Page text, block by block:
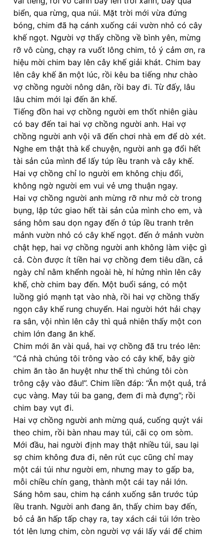
biển, qua rừng, qua núi. Mặt trời mới vừa đứng
bóng, chim đã hạ cánh xuống cái vườn nhỏ có cây
khế ngọt. Người vợ thấy chồng về bình yên, mừng
rỡ vô cùng, chạy ra vuốt lông chim, tỏ ý cảm ơn, ra
hiệu mời chim bay lên cây khế giải khát. Chim bay
lên cây khế ăn một lúc, rồi kêu ba tiếng như chào
vợ chồng người nông dân, rồi bay đi. Từ đấy, lâu
lâu chim mới lại đến ăn khế.
Tiếng đồn hai vợ chồng người em thốt nhiên giàu
có bay đến tai hai vợ chồng người anh. Hai vợ
chồng người anh vội vã đến chơi nhà em để dò xét.
Nghe em thật thà kể chuyện, người anh gạ đổi hết
tài sản của mình để lấy túp lều tranh và cây khế.
Hai vợ chồng chỉ lo người em không chịu đổi,
không ngờ người em vui vẻ ưng thuận ngay.
Hai vợ chồng người anh mừng rỡ như mở cờ trong
bụng, lập tức giao hết tài sản của mình cho em, và
sáng hôm sau dọn ngay đến ở túp lều tranh trên
mảnh vườn nhỏ có cây khế ngọt. đến ở mảnh vườn
chật hẹp, hai vợ chồng người anh không làm việc gì
cả. Còn được ít tiền hai vợ chồng đem tiêu dần, cả
ngày chỉ nằm khểnh ngoài hè, hí hửng nhìn lên cây
khế, chờ chim bay đến. Một buổi sáng, có một
luồng gió mạnh tạt vào nhà, rồi hai vợ chồng thấy
ngọn cây khế rung chuyển. Hai người hớt hải chạy
ra sân, vội nhìn lên cây thì quả nhiên thấy một con
chim lớn đang ăn khế.
Chim mới ăn vài quả, hai vợ chồng đã tru tréo lên:
“Cả nhà chúng tôi trông vào có cây khế, bây giờ
chim ăn tào ăn huyệt như thế thì chúng tôi còn
trông cậy vào đâu!”. Chim liền đáp: “Ăn một quả, trả
cục vàng. May túi ba gang, đem đi mà đựng”; rồi
chim bay vụt đi.
Hai vợ chồng người anh mừng quá, cuống quýt vái
theo chim, rồi bàn nhau may túi, cãi cọ om sòm.
Mới đầu, hai người định may thật nhiều túi, sau lại
sợ chim không đưa đi, nên rút cục cũng chỉ may
một cái túi như người em, nhưng may to gấp ba,
mỗi chiều chín gang, thành một cái tay nải lớn.
Sáng hôm sau, chim hạ cánh xuống sân trước túp
lều tranh. Người anh đang ăn, thấy chim bay đến,
bỏ cả ăn hấp tấp chạy ra, tay xách cái túi lớn trèo
tót lên lưng chim, còn người vợ vái lấy vái để chim